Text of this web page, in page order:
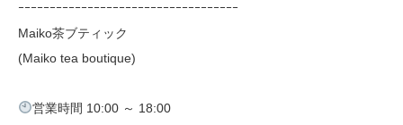
ｰｰｰｰｰｰｰｰｰｰｰｰｰｰｰｰｰｰｰｰｰｰｰｰｰｰｰｰｰｰｰｰｰｰｰ
Maiko茶ブティック
(Maiko tea boutique)
営業時間 10:00 ～ 18:00